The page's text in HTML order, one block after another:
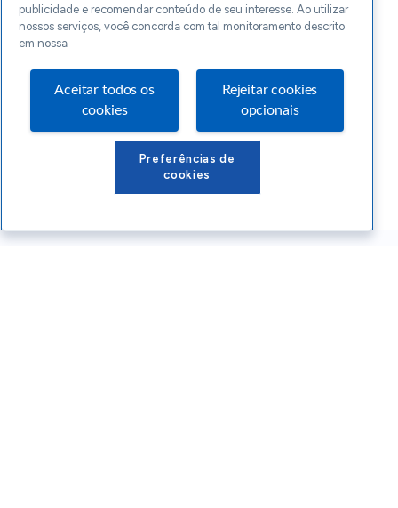
publicidade e recomendar conteúdo de seu interesse. Ao utilizar
nossos serviços, você concorda com tal monitoramento descrito
em nossa
Aceitar todos os
cookies
Rejeitar cookies
opcionais
Preferências de
cookies